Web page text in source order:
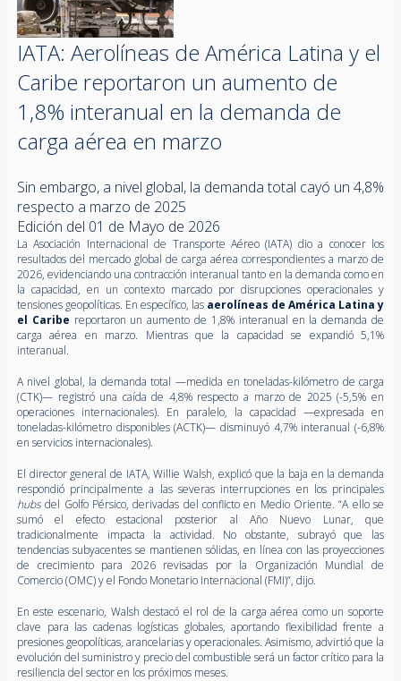
IATA: Aerolíneas de América Latina y el
Caribe reportaron un aumento de
1,8% interanual en la demanda de
carga aérea en marzo
Sin embargo, a nivel global, la demanda total cayó un 4,8%
respecto a marzo de 2025
Edición del 01 de Mayo de 2026
La Asociación Internacional de Transporte Aéreo (IATA) dio a conocer los
resultados del mercado global de carga aérea correspondientes a marzo de
2026, evidenciando una contracción interanual tanto en la demanda como en
la capacidad, en un contexto marcado por disrupciones operacionales y
tensiones geopolíticas. En específico, las aerolíneas de América Latina y
el Caribe reportaron un aumento de 1,8% interanual en la demanda de
carga aérea en marzo. Mientras que la capacidad se expandió 5,1%
interanual.
A nivel global, la demanda total —medida en toneladas-kilómetro de carga
(CTK)— registró una caída de 4,8% respecto a marzo de 2025 (-5,5% en
operaciones internacionales). En paralelo, la capacidad —expresada en
toneladas-kilómetro disponibles (ACTK)— disminuyó 4,7% interanual (-6,8%
en servicios internacionales).
El director general de IATA, Willie Walsh, explicó que la baja en la demanda
respondió principalmente a las severas interrupciones en los principales
hubsdel Golfo Pérsico, derivadas del conflicto en Medio Oriente. “A ello se
sumó el efecto estacional posterior al Año Nuevo Lunar, que
tradicionalmente impacta la actividad. No obstante, subrayó que las
tendencias subyacentes se mantienen sólidas, en línea con las proyecciones
de crecimiento para 2026 revisadas por la Organización Mundial de
Comercio (OMC) y el Fondo Monetario Internacional (FMI)”, dijo.
En este escenario, Walsh destacó el rol de la carga aérea como un soporte
clave para las cadenas logísticas globales, aportando flexibilidad frente a
presiones geopolíticas, arancelarias y operacionales. Asimismo, advirtió que la
evolución del suministro y precio del combustible será un factor crítico para la
resiliencia del sector en los próximos meses.